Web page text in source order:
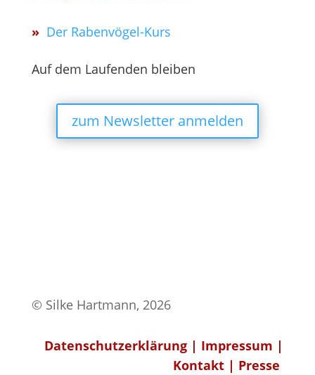
» Der Rabenvögel-Kurs
Auf dem Laufenden bleiben
zum Newsletter anmelden
© Silke Hartmann, 2026
Datenschutzerklärung | Impressum |
Kontakt | Presse